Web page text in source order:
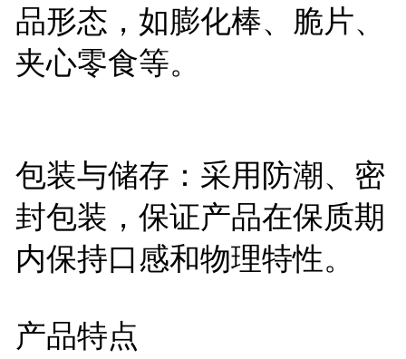
品形态，如膨化棒、脆片、
夹心零食等。
包装与储存：采用防潮、密
封包装，保证产品在保质期
内保持口感和物理特性。
产品特点